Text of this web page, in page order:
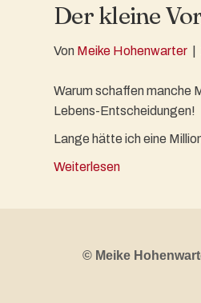
Der kleine
Von Meike Hohenwarter
Warum schaffen manche
Lebens-Entscheidungen!
Lange hätte ich eine
Weiterlesen
© Meike